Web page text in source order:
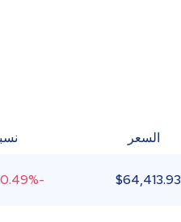
السعر
$64,413.93
-0.49%